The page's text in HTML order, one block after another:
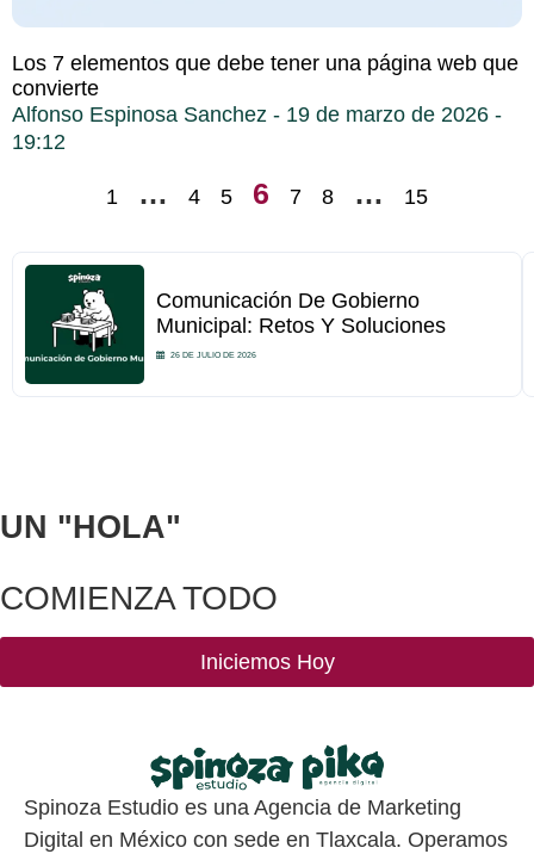
Los 7 elementos que debe tener una página web que
convierte
Alfonso Espinosa Sanchez
19 de marzo de 2026
19:12
1 … 4 5 6 7 8 … 15
Comunicación De Gobierno
Municipal: Retos Y Soluciones
26 DE JULIO DE 2026
UN "HOLA"
COMIENZA TODO
Iniciemos Hoy
Spinoza Estudio es una Agencia de Marketing
Digital en México con sede en Tlaxcala. Operamos